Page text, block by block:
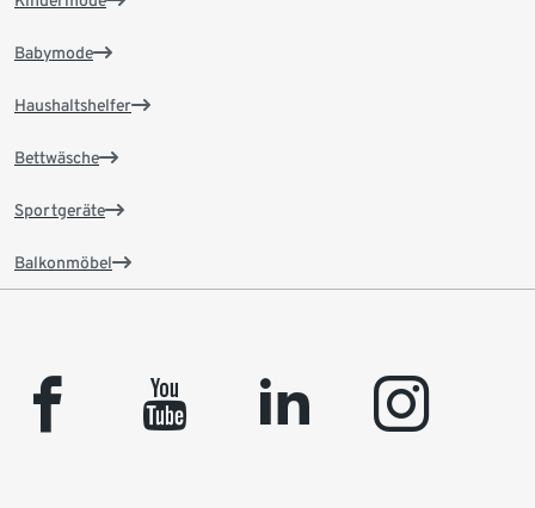
Babymode
Haushaltshelfer
Bettwäsche
Sportgeräte
Balkonmöbel
facebook youtube linkedin instagram